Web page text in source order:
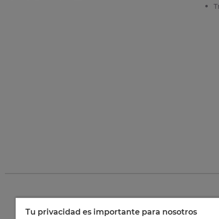
Tu privacidad es importante para nosotros